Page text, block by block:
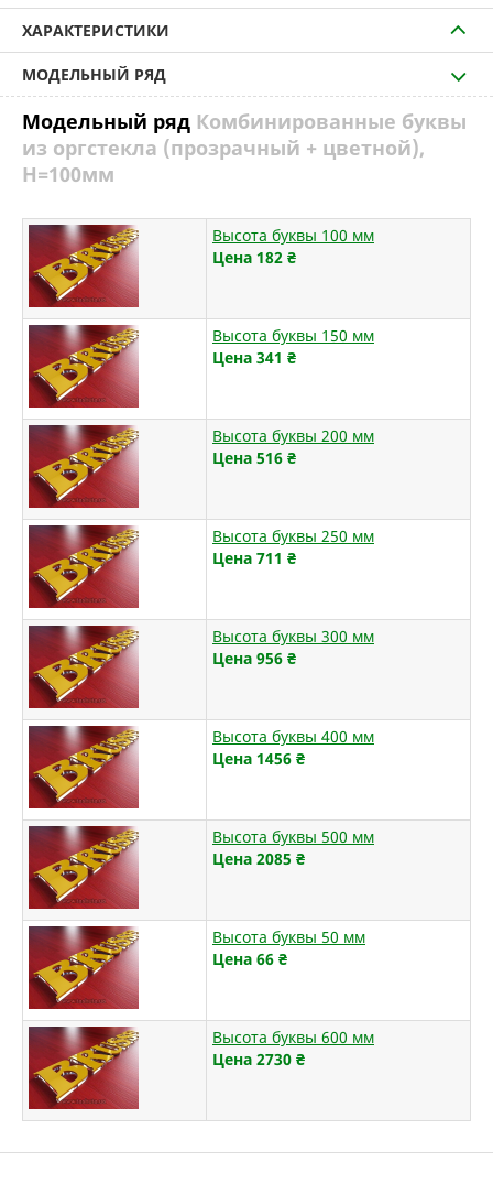
ХАРАКТЕРИСТИКИ
МОДЕЛЬНЫЙ РЯД
Модельный ряд Комбинированные буквы
из оргстекла (прозрачный + цветной),
H=100мм
Высота буквы 100 мм
Цена 182 ₴
Высота буквы 150 мм
Цена 341 ₴
Высота буквы 200 мм
Цена 516 ₴
Высота буквы 250 мм
Цена 711 ₴
Высота буквы 300 мм
Цена 956 ₴
Высота буквы 400 мм
Цена 1456 ₴
Высота буквы 500 мм
Цена 2085 ₴
Высота буквы 50 мм
Цена 66 ₴
Высота буквы 600 мм
Цена 2730 ₴